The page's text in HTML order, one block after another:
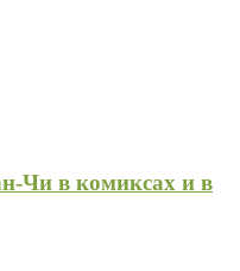
Чи в комиксах и в